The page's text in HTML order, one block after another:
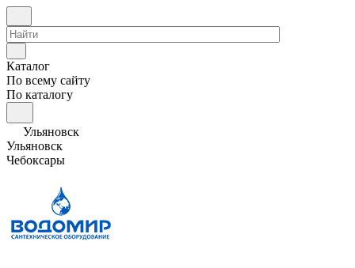
Каталог
По всему сайту
По каталогу
Ульяновск
Ульяновск
Чебоксары